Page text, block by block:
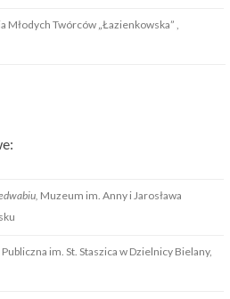
Młodych Twórców „Łazienkowska” ,
Muzeum im. Anny i Jarosława
im. St. Staszica w Dzielnicy Bielany,